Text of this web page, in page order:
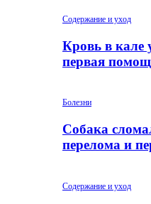
Содержание и уход
Кровь в кале
первая
Болезни
Собака
перелома и
Содержание и уход